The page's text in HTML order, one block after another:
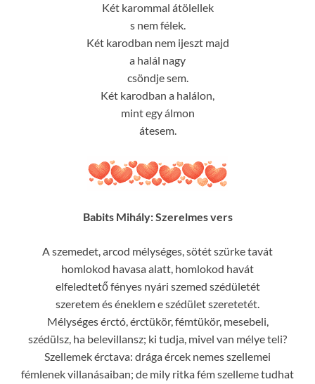
Két karommal átölellek
s nem félek.
Két karodban nem ijeszt majd
a halál nagy
csöndje sem.
Két karodban a halálon,
mint egy álmon
átesem.
Babits Mihály: Szerelmes vers
A szemedet, arcod mélységes, sötét szürke tavát
homlokod havasa alatt, homlokod havát
elfeledtető fényes nyári szemed szédületét
szeretem és éneklem e szédület szeretetét.
Mélységes érctó, érctükör, fémtükör, mesebeli,
szédülsz, ha belevillansz; ki tudja, mivel van mélye teli?
Szellemek érctava: drága ércek nemes szellemei
fémlenek villanásaiban; de mily ritka fém szelleme tudhat